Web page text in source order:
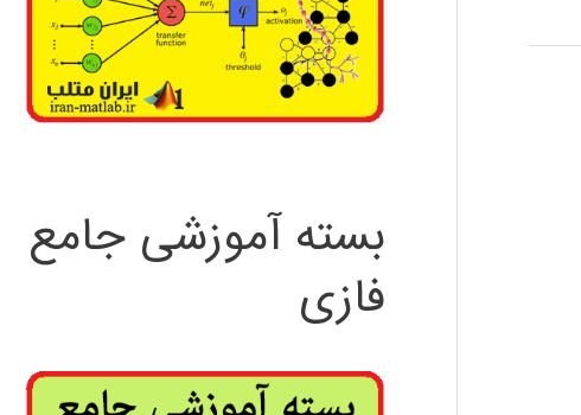
بسته آموزشی جامع
فازی